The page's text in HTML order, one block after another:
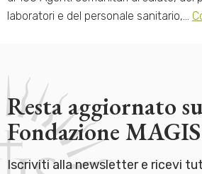
laboratori e del personale sanitario,…
Resta aggiornato
Fondazione
Iscriviti alla newsletter e ricevi